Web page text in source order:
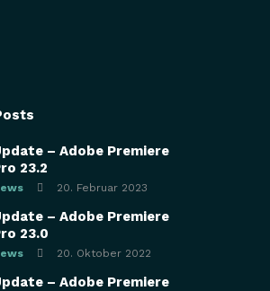
– Adobe Premiere
23.2
20. Februar 2023
– Adobe Premiere
23.0
20. Oktober 2022
– Adobe Premiere